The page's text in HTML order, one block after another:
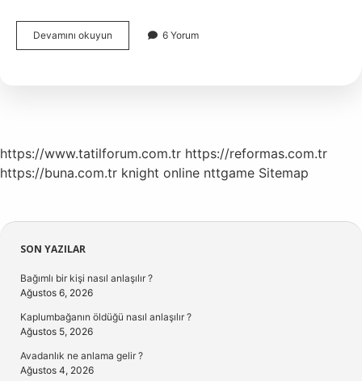
Devamını okuyun Dahiliye
Doktoru
6 Yorum
https://www.tatilforum.com.tr https://reformas.com.tr
https://buna.com.tr knight online nttgame Sitemap
Sidebar
SON YAZILAR
Bağımlı bir kişi nasıl anlaşılır ?
Ağustos 6, 2026
Kaplumbağanın öldüğü nasıl anlaşılır ?
Ağustos 5, 2026
Avadanlık ne anlama gelir ?
Ağustos 4, 2026